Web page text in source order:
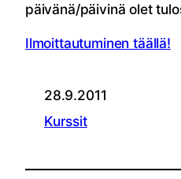
päivänä/päivinä olet
Ilmoittautuminen täällä!
28.9.2011
Kurssit